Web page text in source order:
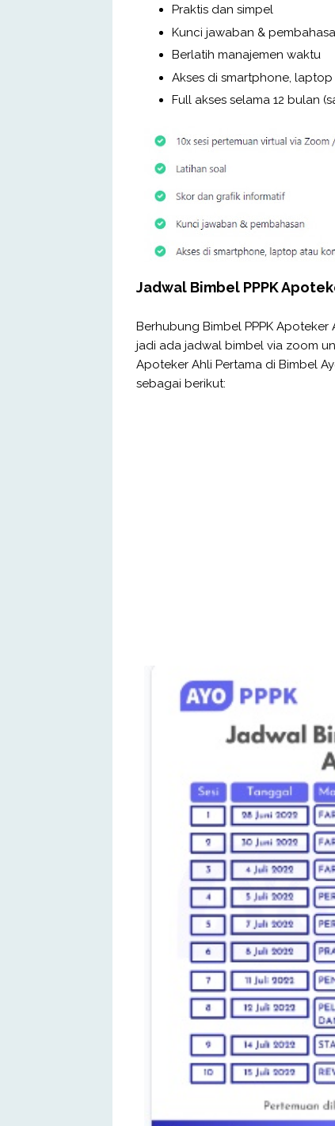
Praktis dan simpel
Kunci jawaban &
Berlatih manajemen waktu
Akses di smartphone,
Full akses selama 12 bulan
Jadwal Bimbel PPPK
Berhubung Bimbel PPPK Apoteker
jadi ada jadwal bimbel via zoom
Apoteker Ahli Pertama di Bimbel
sebagai berikut: